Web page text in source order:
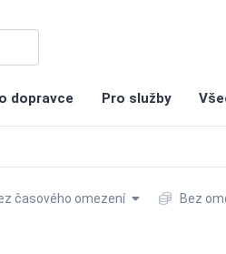
dopravce Pro služby
časového omezení Bez